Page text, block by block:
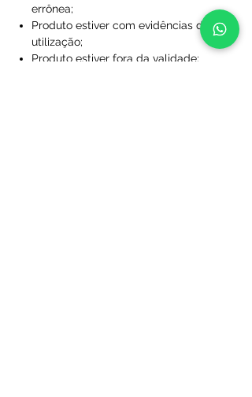
errônea;
Produto estiver com evidências de
utilização;
Produto estiver fora da validade;